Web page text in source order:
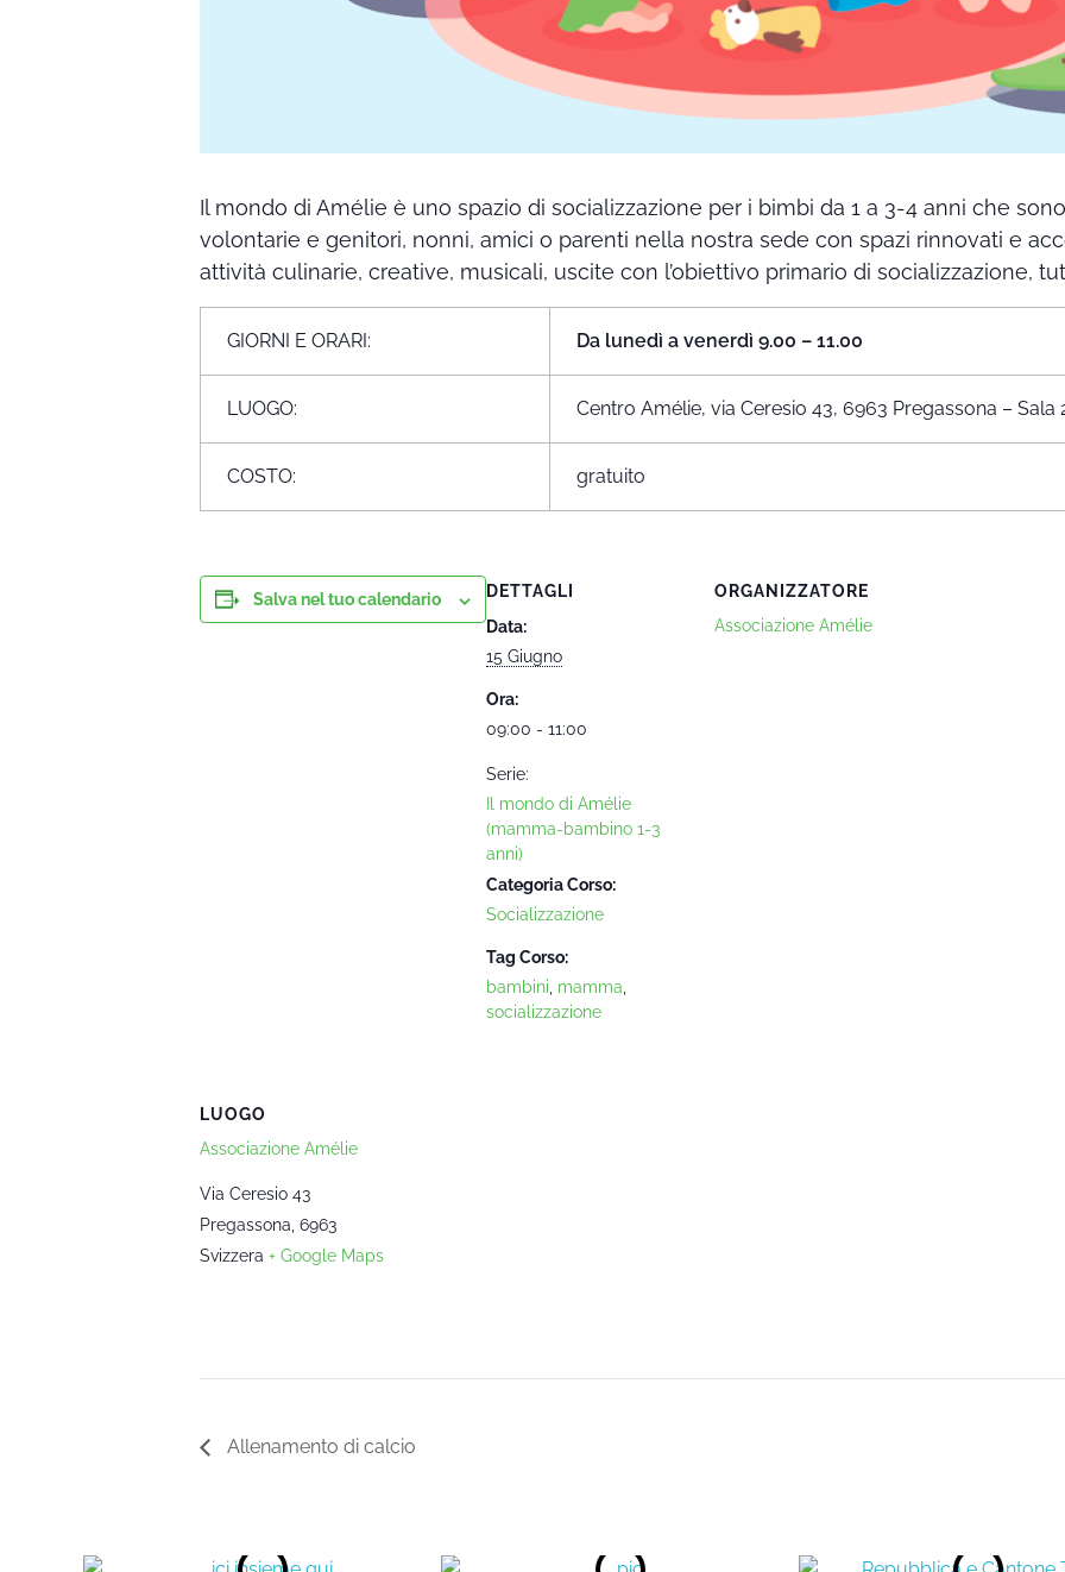
Il mondo di Amélie è uno spazio di socializzazione per i bimbi da 1 a 3-4 anni che
volontarie e genitori, nonni, amici o parenti nella nostra sede con spazi rinnovati e
attività culinarie, creative, musicali, uscite con l’obiettivo primario di socializzazione,
GIORNI E ORARI: Da lunedì a venerdì 9.00 – 11.00
LUOGO: Centro Amélie, via Ceresio 43, 6963 Pregassona – Sala
COSTO: gratuito
Salva nel tuo calendario
DETTAGLI
Data:
15 Giugno
Ora:
09:00 - 11:00
Serie:
Il mondo di Amélie
(mamma-bambino 1-3
anni)
Categoria Corso:
Socializzazione
Tag Corso:
bambini mamma
socializzazione
ORGANIZZATORE
Associazione Amélie
LUOGO
Associazione Amélie
Via Ceresio 43
Pregassona 6963
Svizzera + Google Maps
Allenamento di calcio